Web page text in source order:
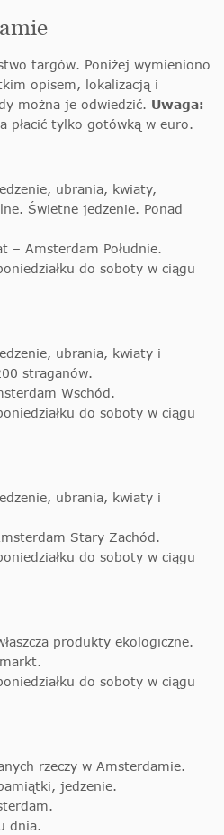
targów. Poniżej wymieniono
opisem, lokalizacją i
można je odwiedzić. Uwaga:
płacić tylko gotówką w euro.
ubrania, kwiaty,
Świetne jedzenie. Ponad
– Amsterdam Południe.
do soboty w ciągu
ubrania, kwiaty i
straganów.
Wschód.
do soboty w ciągu
ubrania, kwiaty i
Stary Zachód.
do soboty w ciągu
produkty ekologiczne.
do soboty w ciągu
rzeczy w Amsterdamie.
jedzenie.
dnia.